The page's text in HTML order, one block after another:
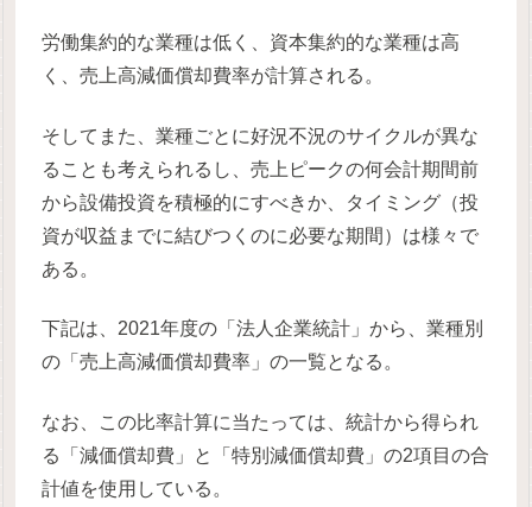
労働集約的な業種は低く、資本集約的な業種は高
く、売上高減価償却費率が計算される。
そしてまた、業種ごとに好況不況のサイクルが異な
ることも考えられるし、売上ピークの何会計期間前
から設備投資を積極的にすべきか、タイミング（投
資が収益までに結びつくのに必要な期間）は様々で
ある。
下記は、2021年度の「法人企業統計」から、業種別
の「売上高減価償却費率」の一覧となる。
なお、この比率計算に当たっては、統計から得られ
る「減価償却費」と「特別減価償却費」の2項目の合
計値を使用している。